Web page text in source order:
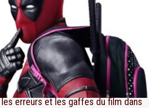
erreurs et les gaffes du film dans